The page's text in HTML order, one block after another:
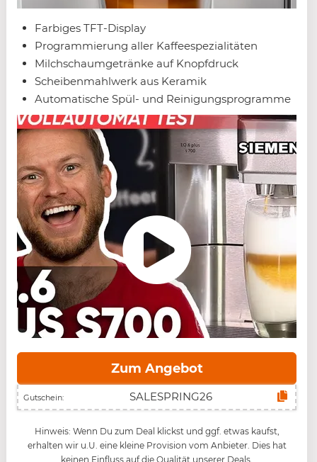
Farbiges TFT-Display
Programmierung aller Kaffeespezialitäten
Milchschaumgetränke auf Knopfdruck
Scheibenmahlwerk aus Keramik
Automatische Spül- und Reinigungsprogramme
Zum Angebot
Gutschein:
Hinweis: Wenn Du zum Deal klickst und ggf. etwas kaufst,
erhalten wir u.U. eine kleine Provision vom Anbieter. Dies hat
keinen Einfluss auf die Qualität unserer Deals.